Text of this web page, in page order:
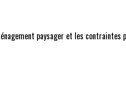
paysager et les